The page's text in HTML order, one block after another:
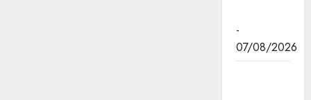
-
07/08/2026